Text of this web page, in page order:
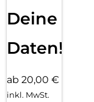
Deine
Daten!
ab 20,00 €
inkl. MwSt.